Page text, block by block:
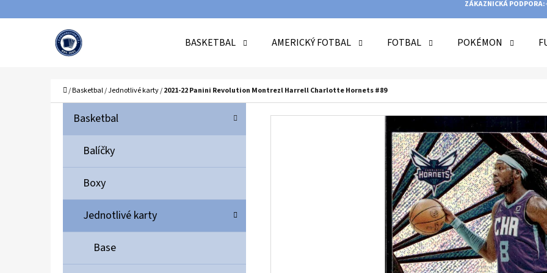
ZÁKAZNICKÁ PODPORA:
BASKETBAL AMERICKÝ FOTBAL FOTBAL POKÉMON
Domů
/Basketbal/Jednotlivé karty/2021-22 Panini Revolution Montrezl Harrell Charlotte Hornets #89
Přeskočit
kategorie
K
T
G
R
E
Basketbal
Balíčky
Boxy
Jednotlivé karty
Base
Zpět
Zpět
HLEDAT
DOPORUČUJEME